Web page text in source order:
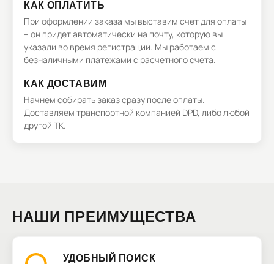
КАК ОПЛАТИТЬ
При оформлении заказа мы выставим счет для оплаты
– он придет автоматически на почту, которую вы
указали во время регистрации. Мы работаем с
безналичными платежами с расчетного счета.
КАК ДОСТАВИМ
Начнем собирать заказ сразу после оплаты.
Доставляем транспортной компанией DPD, либо любой
другой ТК.
НАШИ ПРЕИМУЩЕСТВА
УДОБНЫЙ ПОИСК